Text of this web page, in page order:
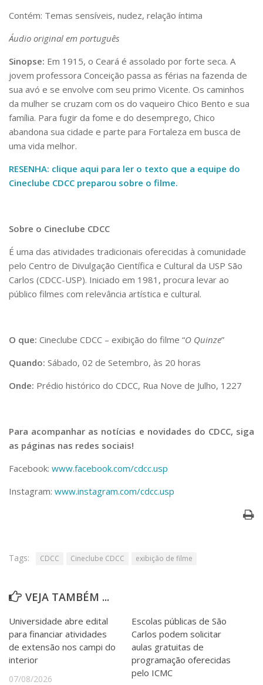
Contém: Temas sensíveis, nudez, relação íntima
Áudio original em português
Sinopse: Em 1915, o Ceará é assolado por forte seca. A
jovem professora Conceição passa as férias na fazenda de
sua avó e se envolve com seu primo Vicente. Os caminhos
da mulher se cruzam com os do vaqueiro Chico Bento e sua
família. Para fugir da fome e do desemprego, Chico
abandona sua cidade e parte para Fortaleza em busca de
uma vida melhor.
RESENHA: clique aqui para ler o texto que a equipe do
Cineclube CDCC preparou sobre o filme.
Sobre o Cineclube CDCC
É uma das atividades tradicionais oferecidas à comunidade
pelo Centro de Divulgação Científica e Cultural da USP São
Carlos (CDCC-USP). Iniciado em 1981, procura levar ao
público filmes com relevância artística e cultural.
O que: Cineclube CDCC – exibição do filme “O Quinze”
Quando: Sábado, 02 de Setembro, às 20 horas
Onde: Prédio histórico do CDCC, Rua Nove de Julho, 1227
Para acompanhar as notícias e novidades do CDCC, siga
as páginas nas redes sociais!
Facebook: www.facebook.com/cdcc.usp
Instagram: www.instagram.com/cdcc.usp
Tags: CDCC Cineclube CDCC exibição de filme
VEJA TAMBÉM ...
Universidade abre edital
para financiar atividades
de extensão nos campi do
interior
07/08/2026
Escolas públicas de São
Carlos podem solicitar
aulas gratuitas de
programação oferecidas
pelo ICMC